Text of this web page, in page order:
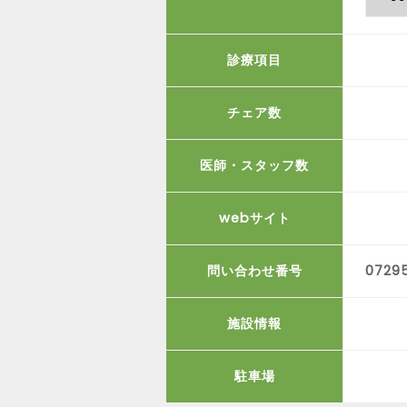
診療項目
チェア数
医師・スタッフ数
webサイト
問い合わせ番号
施設情報
駐車場